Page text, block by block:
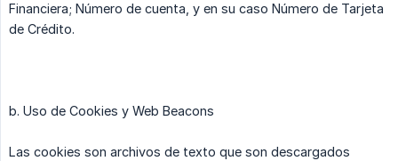
Financiera; Número de cuenta, y en su caso Número de Tarjeta
de Crédito.
b. Uso de Cookies y Web Beacons
Las cookies son archivos de texto que son descargados